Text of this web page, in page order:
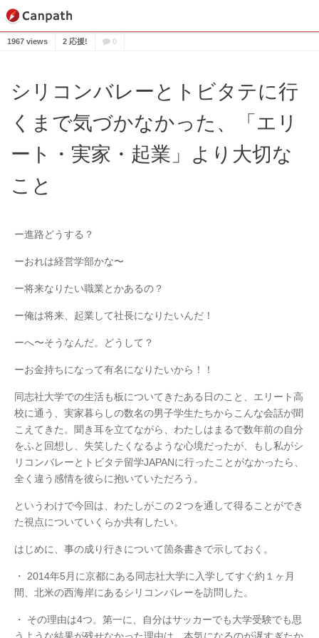
1967 views 2 応援! 0
シリコンバレーとトビタテに行
くまで気づかなかった、「エリ
ート・実家・起業」より大切な
こと
ー進路どうする？
ーおれは経営学部かな〜
ー将来なりたい職業とかあるの？
ー俺は将来、起業して社長になりたいんだ！
ーへ〜そうなんだ。どうして？
ーお金持ちになって有名になりたいから！！
同志社大学での生活も板についてきたある日のこと、エリート高
校に通う、実家暮らしの数名の男子学生たちからこんな会話が聞
こえてきた。聞き耳を立てながら、わたしはまるで数年前の自分
をふと回想し、失笑したくなるような心境だったが、もし私がシ
リコンバレーとトビタテ留学JAPANに行ったことがなかったら、
全く違う感情を彼らに抱いていただろう。
というわけで今回は、わたしがこの２つを通して得ることができ
た視点についていくらか共有したい。
はじめに、事の成り行きについて箇条書きで示しておく。
・ 2014年5月に京都にある同志社大学に入学してすぐ約１ヶ月
間、北米の西海岸にあるシリコンバレーを訪問した。
・ その理由は4つ。第一に、自分はサッカーでも大学受験でも思